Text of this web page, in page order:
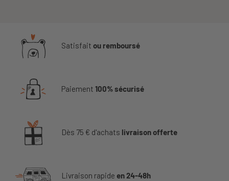
Satisfait ou remboursé
Paiement 100% sécurisé
Dès 75 € d'achats livraison offerte
Livraison rapide en 24-48h